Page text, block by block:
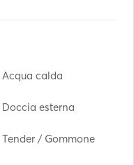
Acqua calda
Doccia esterna
Tender / Gommone